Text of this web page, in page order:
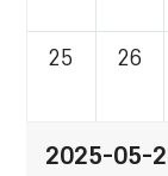
하
25 26
2025-05-